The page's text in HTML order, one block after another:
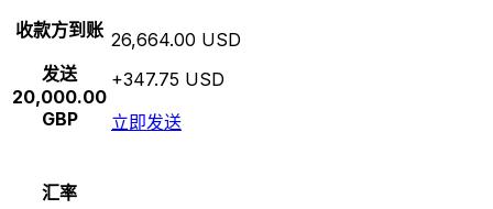
收款方到账
发送
20,000.00
GBP
26,664.00 USD
+347.75 USD
立即发送
汇率